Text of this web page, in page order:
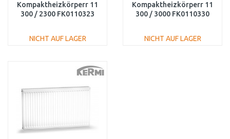
Kompaktheizkörperr 11
300 / 2300 FK0110323
NICHT AUF LAGER
Kompaktheizkörperr 11
300 / 3000 FK0110330
NICHT AUF LAGER